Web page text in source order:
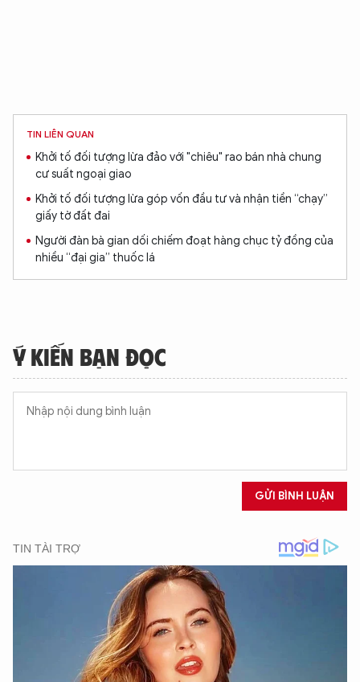
TIN LIÊN QUAN
Khởi tố đối tượng lừa đảo với "chiêu" rao bán nhà chung
cư suất ngoại giao
Khởi tố đối tượng lừa góp vốn đầu tư và nhận tiền “chạy”
giấy tờ đất đai
Người đàn bà gian dối chiếm đoạt hàng chục tỷ đồng của
nhiều “đại gia” thuốc lá
Ý KIẾN BẠN ĐỌC
GỬI BÌNH LUẬN
Hãy hỏi tôi bất kỳ điều gì bạn cần biết về